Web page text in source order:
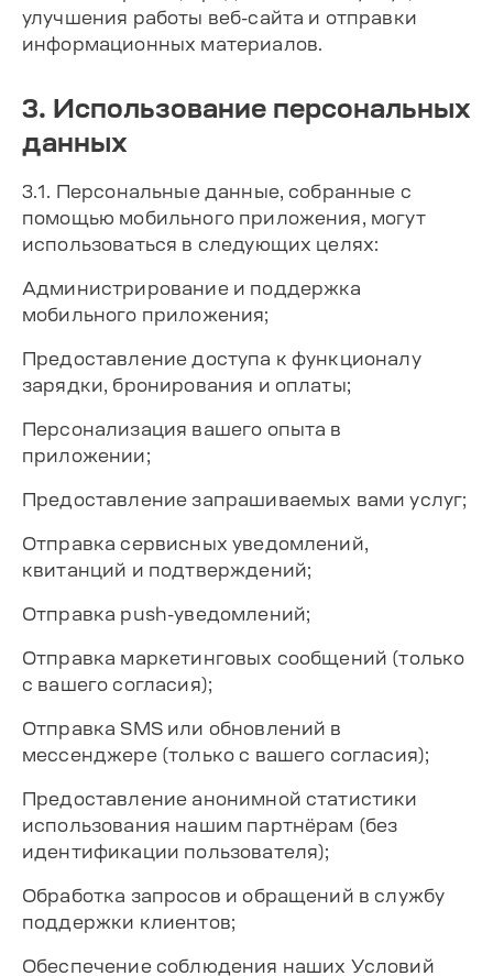
улучшения работы веб-сайта и отправки
информационных материалов.
3. Использование персональных
данных
3.1. Персональные данные, собранные с
помощью мобильного приложения, могут
использоваться в следующих целях:
Администрирование и поддержка
мобильного приложения;
Предоставление доступа к функционалу
зарядки, бронирования и оплаты;
Персонализация вашего опыта в
приложении;
Предоставление запрашиваемых вами услуг;
Отправка сервисных уведомлений,
квитанций и подтверждений;
Отправка push-уведомлений;
Отправка маркетинговых сообщений (только
с вашего согласия);
Отправка SMS или обновлений в
мессенджере (только с вашего согласия);
Предоставление анонимной статистики
использования нашим партнёрам (без
идентификации пользователя);
Обработка запросов и обращений в службу
поддержки клиентов;
Обеспечение соблюдения наших Условий